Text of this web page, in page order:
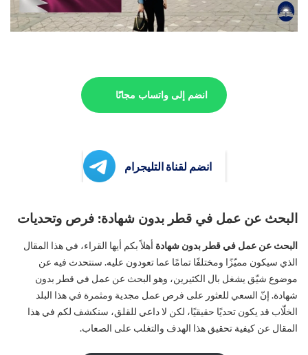
انضم إلى واتساب مجانًا
انضم لقناة التليجرام
البحث عن عمل في قطر بدون شهادة: فرص وتحديات
البحث عن عمل في قطر بدون شهادة أهلاً بكم أيها القراء، في هذا المقال
الذي سيكون مميّزًا ومختلفًا تمامًا عما تعودون عليه. سنتحدث فيه عن
موضوع شيّق يشغل بال الكثيرين، وهو البحث عن عمل في قطر بدون
شهادة. إنّ السعي للعثور على فرص عمل مجدية ومثمرة في هذا البلد
الخلّاب قد يكون تحديًا حقيقيًا، لكن لا داعي للقلق، سنكشف لكم في هذا
المقال عن كيفية تحقيق هذا الهدف والتغلب على الصعاب.